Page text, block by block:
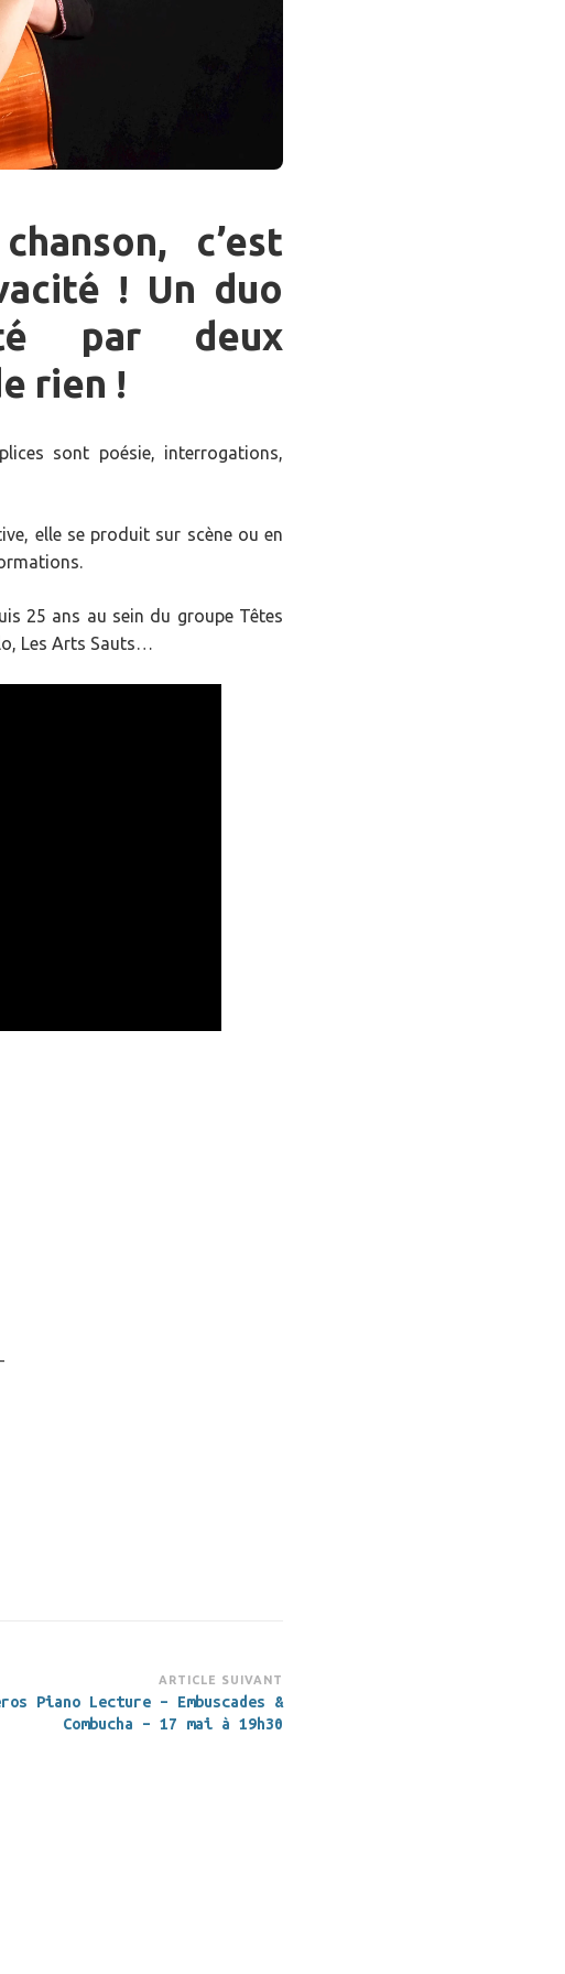
c’est
! Un duo
par deux
rien !
sont poésie, interrogations,
elle se produit sur scène ou en
25 ans au sein du groupe Têtes
Les Arts Sauts…
ARTICLE SUIVANT
Piano Lecture – Embuscades &
Combucha – 17 mai à 19h30